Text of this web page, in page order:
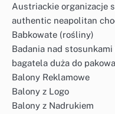
Austriackie organizacje
authentic neapolitan
Babkowate (rośliny)
Badania nad
bagatela duża do
Balony Reklamowe
Balony z Logo
Balony z Nadrukiem